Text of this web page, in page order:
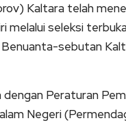
Kaltara telah
seleksi
sebutan
dengan Peraturan
Negeri